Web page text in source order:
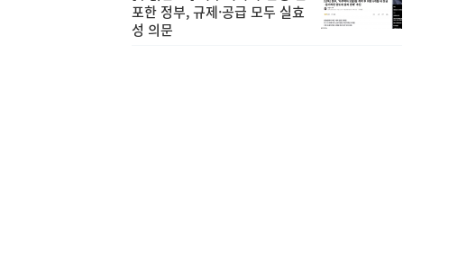
포한 정부, 규제·공급 모두 실효
성 의문